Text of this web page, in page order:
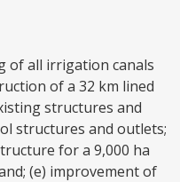
of all irrigation canals
of a 32 km lined
structures and
structures and outlets;
for a 9,000 ha
(e) improvement of